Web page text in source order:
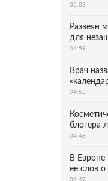
05:03
Развеян
для
04:59
Врач
04:53
блогера
04:48
В Европе
ее слов о
04:47